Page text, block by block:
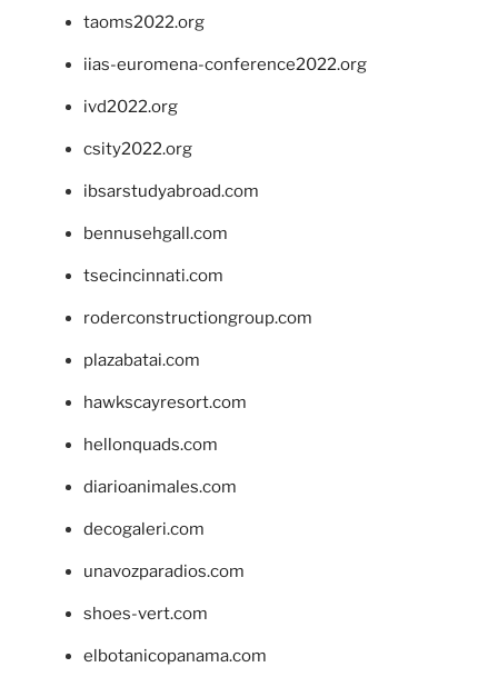
taoms2022.org
iias-euromena-conference2022.org
ivd2022.org
csity2022.org
ibsarstudyabroad.com
bennusehgall.com
tsecincinnati.com
roderconstructiongroup.com
plazabatai.com
hawkscayresort.com
hellonquads.com
diarioanimales.com
decogaleri.com
unavozparadios.com
shoes-vert.com
elbotanicopanama.com